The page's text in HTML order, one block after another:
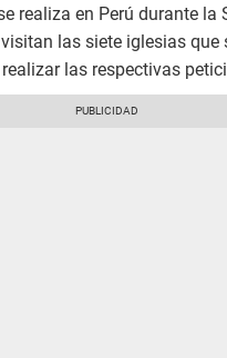
realiza en Perú durante la
las siete iglesias que
las respectivas